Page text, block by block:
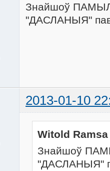
Знайшоў
"ДАСЛАНЫЯ"
2013-01-10
Witold Ramsa
Знайшоў
"ДАСЛАНЫЯ"